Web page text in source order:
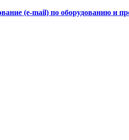
(e-mail) по оборудованию и